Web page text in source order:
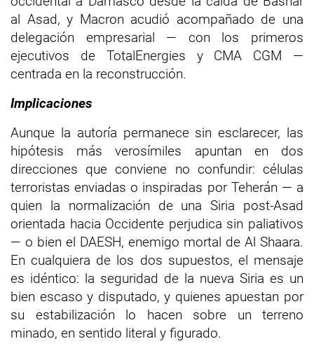
al Asad, y Macron acudió acompañado de una
delegación empresarial — con los primeros
ejecutivos de TotalEnergies y CMA CGM —
centrada en la reconstrucción.
Implicaciones
Aunque la autoría permanece sin esclarecer, las
hipótesis más verosímiles apuntan en dos
direcciones que conviene no confundir: células
terroristas enviadas o inspiradas por Teherán — a
quien la normalización de una Siria post-Asad
orientada hacia Occidente perjudica sin paliativos
— o bien el DAESH, enemigo mortal de Al Shaara.
En cualquiera de los dos supuestos, el mensaje
es idéntico: la seguridad de la nueva Siria es un
bien escaso y disputado, y quienes apuestan por
su estabilización lo hacen sobre un terreno
minado, en sentido literal y figurado.